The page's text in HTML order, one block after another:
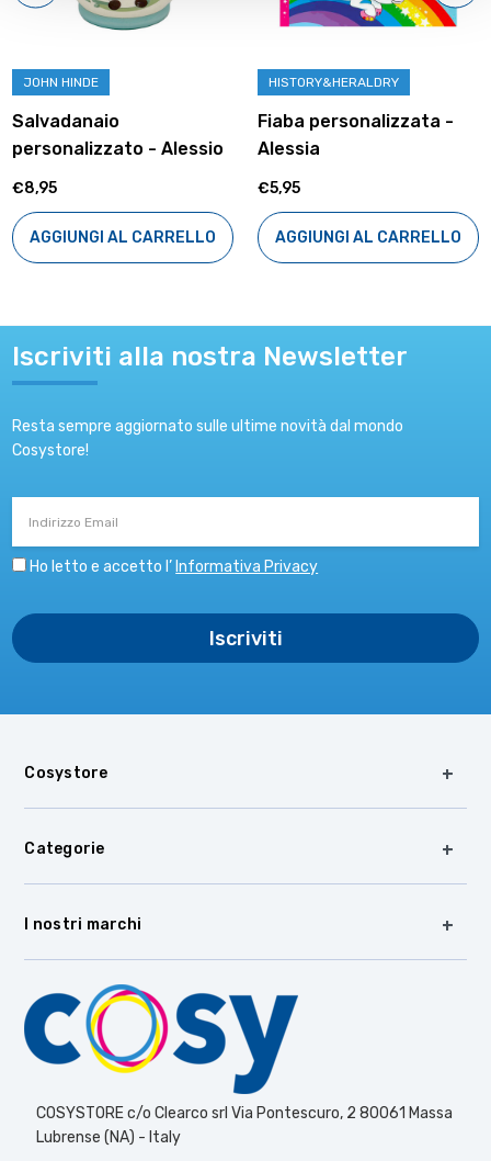
JOHN HINDE
Salvadanaio
personalizzato - Alessio
€8,95
AGGIUNGI AL CARRELLO
HISTORY&HERALDRY
Fiaba personalizzata -
Alessia
€5,95
AGGIUNGI AL CARRELLO
Iscriviti alla nostra Newsletter
Resta sempre aggiornato sulle ultime novità dal mondo
Cosystore!
Ho letto e accetto l’ Informativa Privacy
Cosystore
Categorie
I nostri marchi
COSYSTORE c/o Clearco srl Via Pontescuro, 2 80061 Massa
Lubrense (NA) - Italy